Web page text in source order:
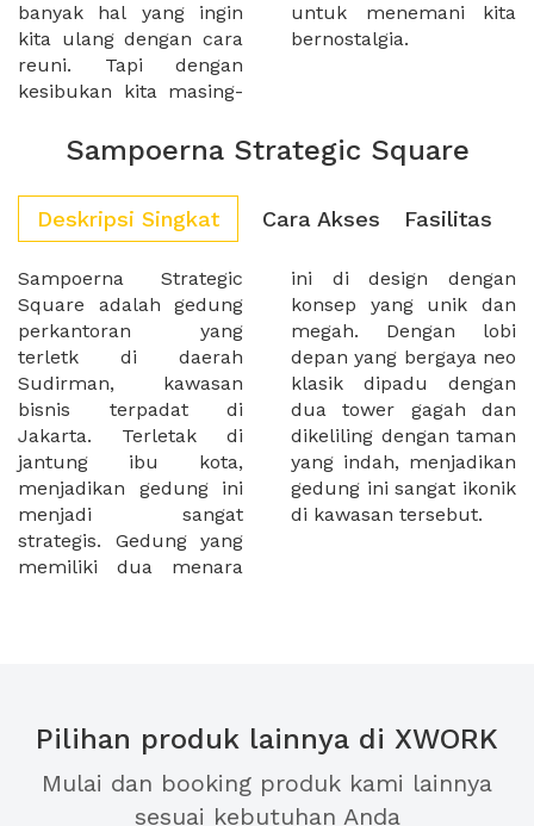
banyak hal yang ingin
kita ulang dengan cara
reuni. Tapi dengan
kesibukan kita masing-
untuk menemani kita
bernostalgia.
Sampoerna Strategic Square
Deskripsi Singkat Cara Akses Fasilitas
Sampoerna Strategic
Square adalah gedung
perkantoran yang
terletk di daerah
Sudirman, kawasan
bisnis terpadat di
Jakarta. Terletak di
jantung ibu kota,
menjadikan gedung ini
menjadi sangat
strategis. Gedung yang
memiliki dua menara
ini di design dengan
konsep yang unik dan
megah. Dengan lobi
depan yang bergaya neo
klasik dipadu dengan
dua tower gagah dan
dikeliling dengan taman
yang indah, menjadikan
gedung ini sangat ikonik
di kawasan tersebut.
Pilihan produk lainnya di XWORK
Mulai dan booking produk kami lainnya
sesuai kebutuhan Anda